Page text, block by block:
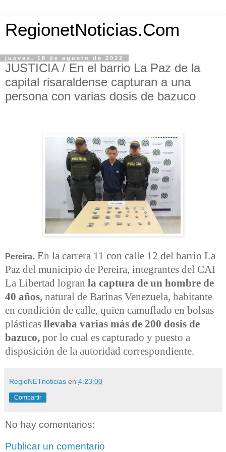
RegionetNoticias.Com
jueves, 18 de agosto de 2022
JUSTICIA / En el barrio La Paz de la
capital risaraldense capturan a una
persona con varias dosis de bazuco
Pereira. En la carrera 11 con calle 12 del barrio La
Paz del municipio de Pereira, integrantes del CAI
La Libertad logran la captura de un hombre de
40 años, natural de Barinas Venezuela, habitante
en condición de calle, quien camuflado en bolsas
plásticas llevaba varias más de 200 dosis de
bazuco, por lo cual es capturado y puesto a
disposición de la autoridad correspondiente.
RegioNETnoticias en 4:23:00
Compartir
No hay comentarios:
Publicar un comentario